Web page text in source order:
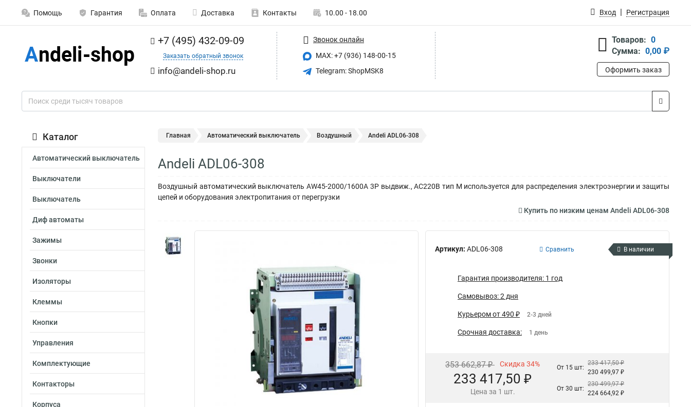
Помощь Гарантия Оплата Доставка Контакты 10.00 - 18.00 Вход Регистрация
+7 (495) 432-09-09
Заказать обратный звонок
info@andeli-shop.ru
Звонок онлайн
MAX: +7 (936) 148-00-15
Telegram: ShopMSK8
Товаров: 0
Сумма: 0,00 ₽
Оформить заказ
Каталог
Автоматический выключатель
Выключатели
Выключатель
Диф автоматы
Зажимы
Звонки
Изоляторы
Клеммы
Кнопки
Управления
Комплектующие
Контакторы
Корпуса
Главная Автоматический выключатель Воздушный Andeli ADL06-308
Andeli ADL06-308
Воздушный автоматический выключатель AW45-2000/1600A 3P выдвиж., AC220В тип М используется для распределения электроэнергии и защиты
цепей и оборудования электропитания от перегрузки
Купить по низким ценам Andeli ADL06-308
Артикул: ADL06-308 Сравнить В наличии
Гарантия производителя: 1 год
Самовывоз: 2 дня
Курьером от 490 ₽ 2-3 дней
Срочная доставка: 1 день
353 662,87 ₽ Скидка 34%
233 417,50 ₽
Цена за 1 шт.
От 15 шт:
233 417,50 ₽
230 499,97 ₽
От 30 шт:
230 499,97 ₽
224 664,92 ₽